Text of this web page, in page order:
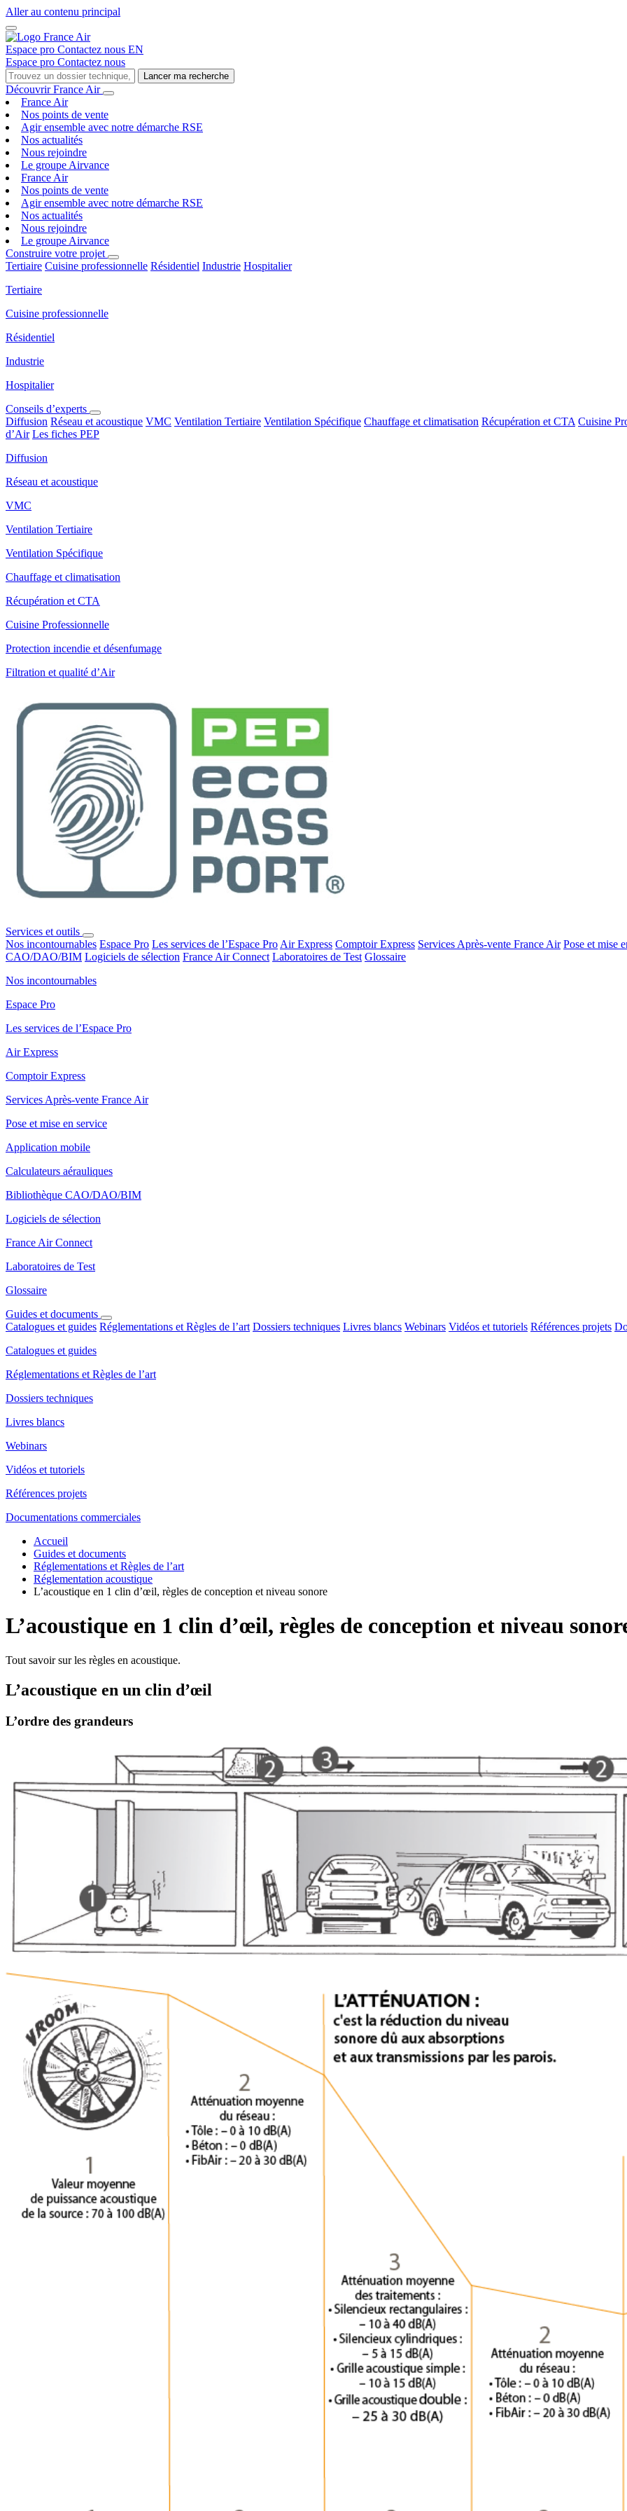
Aller au contenu principal
Espace pro Contactez nous EN
Espace pro Contactez nous
Lancer ma recherche
Découvrir France Air
France Air
Nos points de vente
Agir ensemble avec notre démarche RSE
Nos actualités
Nous rejoindre
Le groupe Airvance
France Air
Nos points de vente
Agir ensemble avec notre démarche RSE
Nos actualités
Nous rejoindre
Le groupe Airvance
Construire votre projet
Tertiaire Cuisine professionnelle Résidentiel Industrie Hospitalier
Tertiaire
Cuisine professionnelle
Résidentiel
Industrie
Hospitalier
Conseils d’experts
Diffusion Réseau et acoustique VMC Ventilation Tertiaire Ventilation Spécifique Chauffage et climatisation Récupération et CTA Cuisine
d’Air Les fiches PEP
Diffusion
Réseau et acoustique
VMC
Ventilation Tertiaire
Ventilation Spécifique
Chauffage et climatisation
Récupération et CTA
Cuisine Professionnelle
Protection incendie et désenfumage
Filtration et qualité d’Air
Services et outils
Nos incontournables Espace Pro Les services de l’Espace Pro Air Express Comptoir Express Services Après-vente France Air Pose et mise
CAO/DAO/BIM Logiciels de sélection France Air Connect Laboratoires de Test Glossaire
Nos incontournables
Espace Pro
Les services de l’Espace Pro
Air Express
Comptoir Express
Services Après-vente France Air
Pose et mise en service
Application mobile
Calculateurs aérauliques
Bibliothèque CAO/DAO/BIM
Logiciels de sélection
France Air Connect
Laboratoires de Test
Glossaire
Guides et documents
Catalogues et guides Réglementations et Règles de l’art Dossiers techniques Livres blancs Webinars Vidéos et tutoriels Références projets
Catalogues et guides
Réglementations et Règles de l’art
Dossiers techniques
Livres blancs
Webinars
Vidéos et tutoriels
Références projets
Documentations commerciales
Accueil
Guides et documents
Réglementations et Règles de l’art
Réglementation acoustique
L’acoustique en 1 clin d’œil, règles de conception et niveau sonore
L’acoustique en 1 clin d’œil, règles de conception et niveau
Tout savoir sur les règles en acoustique.
L’acoustique en un clin d’œil
L’ordre des grandeurs